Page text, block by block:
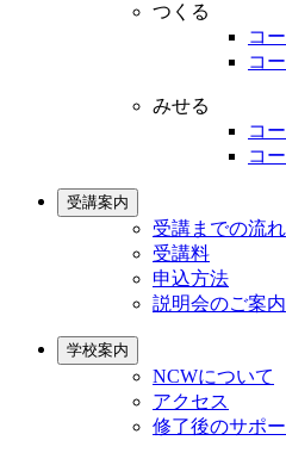
つくる
コ
コ
みせる
コ
コ
受講案内
受講までの流れ
受講料
申込方法
説明会のご案内
学校案内
NCWについて
アクセス
修了後のサポー